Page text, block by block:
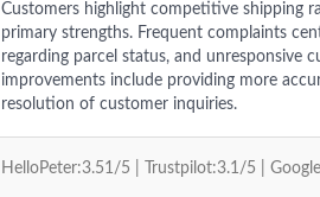
Customers highlight competitive shipping
primary strengths. Frequent complaints
regarding parcel status, and unresponsive
improvements include providing more
resolution of customer inquiries.
HelloPeter:3.51/5 | Trustpilot:3.1/5 |